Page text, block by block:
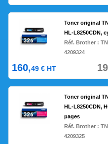
Toner original
HL-L8250CDN,
Réf. Brother :
4209324
160,49 € HT
Toner original
HL-L8250CDN,
pages
Réf. Brother :
4209325